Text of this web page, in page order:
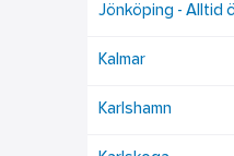
Jönköping - Alltid
Kalmar
Karlshamn